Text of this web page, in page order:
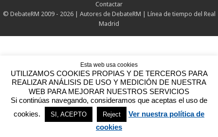
Contactar
© DebateRM 2009 - 2026 | Autores de DebateRM
Línea de tiempo del Real
Madrid
Esta web usa cookies
UTILIZAMOS COOKIES PROPIAS Y DE TERCEROS PARA
REALIZAR ANÁLISIS DE USO Y MEDICIÓN DE NUESTRA
WEB PARA MEJORAR NUESTROS SERVICIOS
Si continúas navegando, consideramos que aceptas el uso de
cookies.
SI, ACEPTO Reject
Ver nuestra política de
cookies